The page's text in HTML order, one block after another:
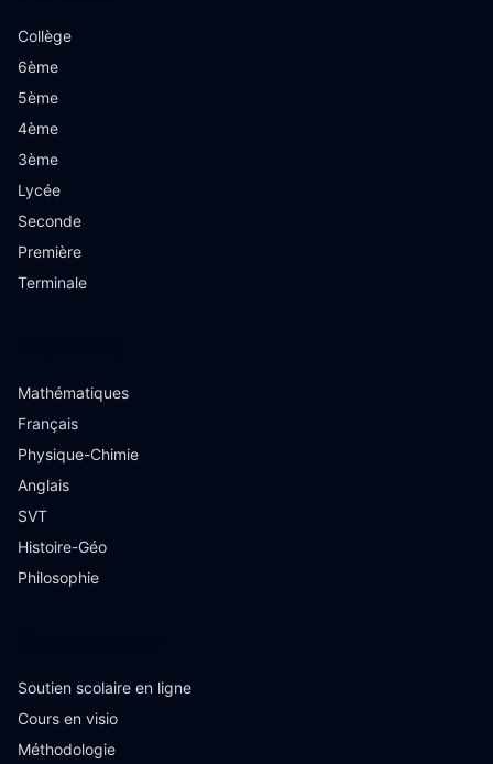
Collège
6ème
5ème
4ème
3ème
Lycée
Seconde
Première
Terminale
Mathématiques
Français
Physique-Chimie
Anglais
SVT
Histoire-Géo
Philosophie
Soutien scolaire en ligne
Cours en visio
Méthodologie